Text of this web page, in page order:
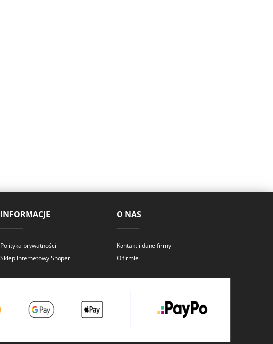
INFORMACJE
Polityka prywatności
Sklep internetowy Shoper
O NAS
Kontakt i dane firmy
O firmie